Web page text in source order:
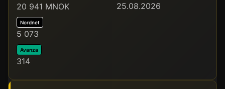
20 941 MNOK
Nordnet
5 073
Avanza
314
25.08.2026